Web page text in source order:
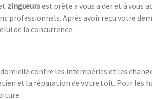
zingueursest prête à vous aider et à vous
Après avoir reçu votre
de la concurrence.
contre les intempéries et les
et la réparation de votre toit. Pour les